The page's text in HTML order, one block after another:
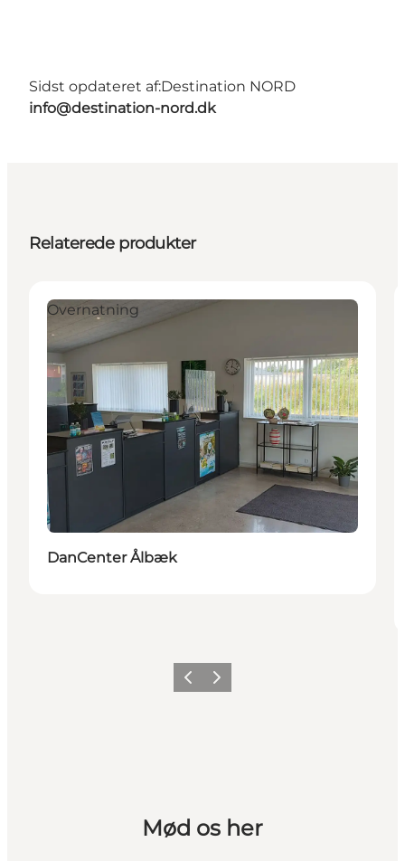
Sidst opdateret af:Destination NORD
info@destination-nord.dk
Relaterede produkter
Overnatning
DanCenter Ålbæk
ForrigeNæste
Mød os her